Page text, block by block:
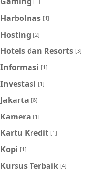
Harbolnas [1]
Hosting [2]
Hotels dan Resorts [3]
Informasi [1]
Investasi [1]
Jakarta [8]
Kamera [1]
Kartu Kredit [1]
Kopi [1]
Kursus Terbaik [4]